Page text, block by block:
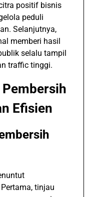
positif bisnis
peduli
Selanjutnya,
memberi hasil
selalu tampil
traffic tinggi.
Efisien
tinjau